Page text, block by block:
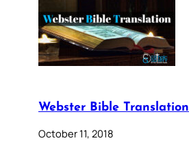
Webster Bible Translation
October 11, 2018